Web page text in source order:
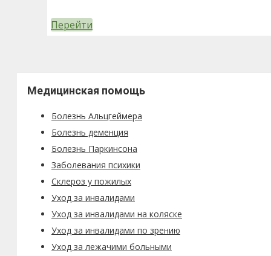
Перейти
Медицинская помощь
Болезнь Альцгеймера
Болезнь деменция
Болезнь Паркинсона
Заболевания психики
Склероз у пожилых
Уход за инвалидами
Уход за инвалидами на коляске
Уход за инвалидами по зрению
Уход за лежачими больными